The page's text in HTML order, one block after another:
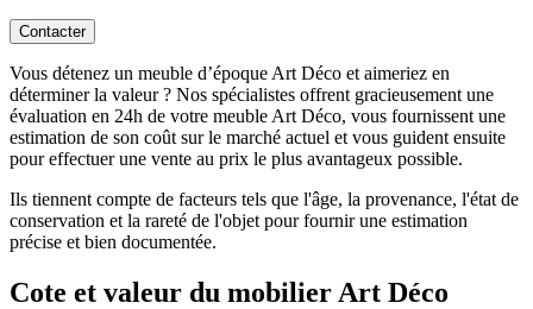
Contacter
Vous détenez un meuble d’époque Art Déco et aimeriez en
déterminer la valeur ? Nos spécialistes offrent gracieusement une
évaluation en 24h de votre meuble Art Déco, vous fournissent une
estimation de son coût sur le marché actuel et vous guident ensuite
pour effectuer une vente au prix le plus avantageux possible.
Ils tiennent compte de facteurs tels que l'âge, la provenance, l'état de
conservation et la rareté de l'objet pour fournir une estimation
précise et bien documentée.
Cote et valeur du mobilier Art Déco